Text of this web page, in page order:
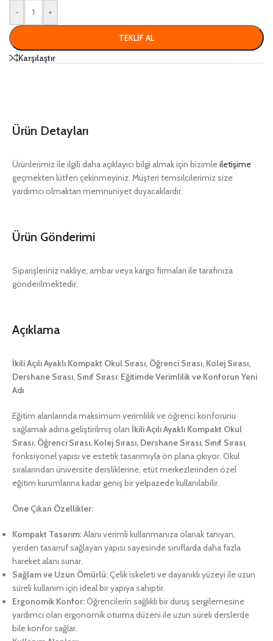
- +
TEKLIF AL
Karşılaştır
Ürün Detayları
Ürünlerimiz ile ilgili daha açıklayıcı bilgi almak için bizimleiletişime
geçmekten lütfen çekinmeyiniz. Müşteri temsilcilerimiz size
yardımcı olmaktan memnuniyet duyacaklardır.
Ürün Gönderimi
Siparişleriniz nakliye, ambar veya kargo firmaları ile tarafınıza
gönderilmektedir.
Açıklama
İkili Açılı Ayaklı Kompakt Okul Sırası, Öğrenci Sırası, Kolej Sırası,
Dershane Sırası, Sınıf Sırası: Eğitimde Verimlilik ve Konforun Yeni
Adı
Eğitim alanlarında maksimum verimlilik ve öğrenci konforunu
sağlamak adına geliştirilmiş olan İkili Açılı Ayaklı Kompakt Okul
Sırası, Öğrenci Sırası, Kolej Sırası, Dershane Sırası, Sınıf Sırası,
fonksiyonel yapısı ve estetik tasarımıyla ön plana çıkıyor. Okul
sıralarından üniversite dersliklerine, etüt merkezlerinden özel
eğitim kurumlarına kadar geniş bir yelpazede kullanılabilir.
Öne Çıkan Özellikler:
Kompakt Tasarım:Alanı verimli kullanmanıza olanak tanıyan,
yerden tasarruf sağlayan yapısı sayesinde sınıflarda daha fazla
hareket alanı sunar.
Sağlam ve Uzun Ömürlü:Çelik iskeleti ve dayanıklı yüzeyi ile uzun
süreli kullanım için ideal bir yapıya sahiptir.
Ergonomik Konfor:Öğrencilerin sağlıklı bir duruş sergilemesine
yardımcı olan ergonomik oturma düzeni ile uzun süreli derslerde
bile konfor sağlar.